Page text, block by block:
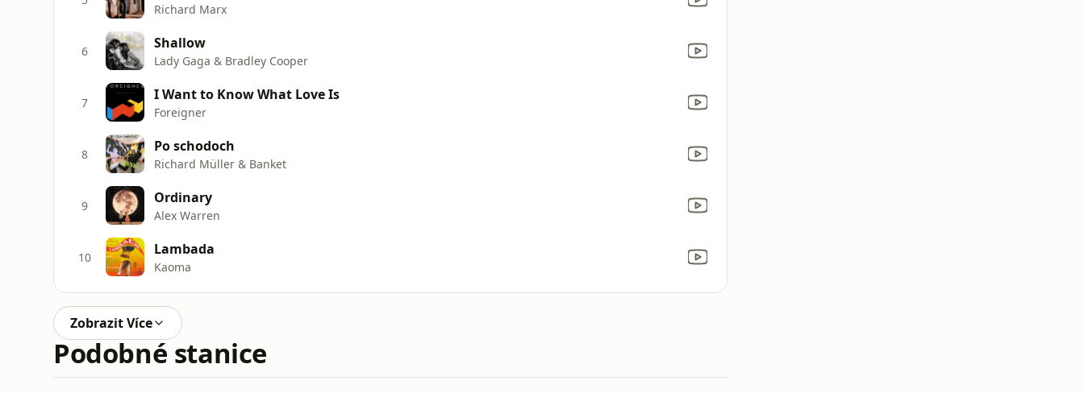
Richard Marx
6 Shallow
Lady Gaga & Bradley Cooper
7 I Want to Know What Love Is
Foreigner
8 Po schodoch
Richard Müller & Banket
9 Ordinary
Alex Warren
10 Lambada
Kaoma
Zobrazit Více
Podobné stanice